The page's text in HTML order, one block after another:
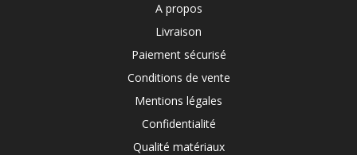
A propos
Livraison
Paiement sécurisé
Conditions de vente
Mentions légales
Confidentialité
Qualité matériaux